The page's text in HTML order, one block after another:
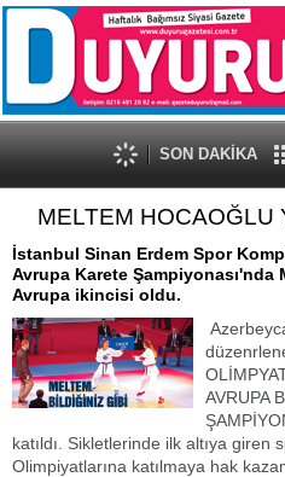
SON DAKİKA
MELTEM HOCAOĞLU
İstanbul Sinan Erdem Spor
Avrupa Karete Şampiyonası'nda
Avrupa ikincisi oldu.
AVRUPA
katıldı. Sikletlerinde ilk altıya giren
Olimpiyatlarına katılmaya hak